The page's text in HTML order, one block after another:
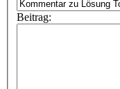
Beitrag: